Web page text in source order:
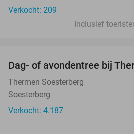
Verkocht: 209
Inclusief
Dag- of avondentree bij
Thermen Soesterberg
Soesterberg
Verkocht: 4.187